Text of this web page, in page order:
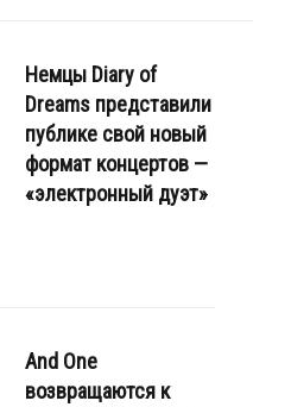
Немцы Diary of
Dreams представили
публике свой новый
формат концертов —
«электронный дуэт»
And One
возвращаются к